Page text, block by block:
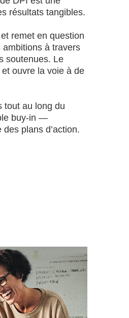
résultats tangibles.
remet en question
à travers
soutenues. Le
ouvre la voie à de
tout au long du
buy-in —
plans d’action.